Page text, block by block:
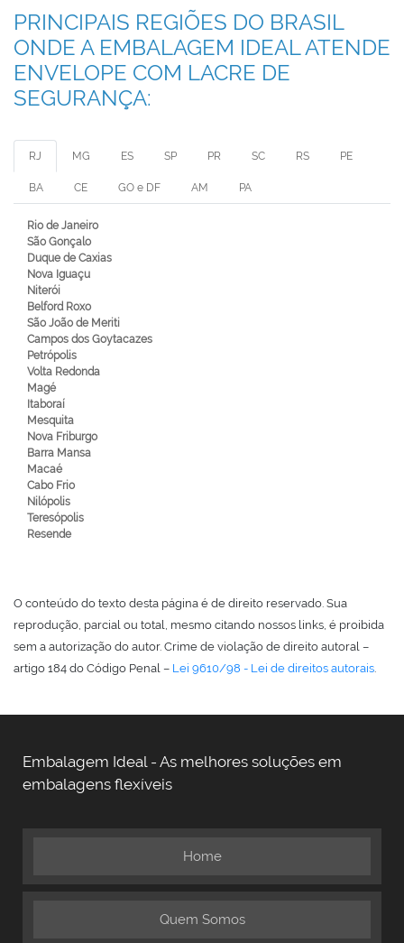
PRINCIPAIS REGIÕES DO BRASIL
ONDE A EMBALAGEM IDEAL ATENDE
ENVELOPE COM LACRE DE
SEGURANÇA:
RJ MG ES SP PR SC RS PE
BA CE GO e DF AM PA
Rio de Janeiro
São Gonçalo
Duque de Caxias
Nova Iguaçu
Niterói
Belford Roxo
São João de Meriti
Campos dos Goytacazes
Petrópolis
Volta Redonda
Magé
Itaboraí
Mesquita
Nova Friburgo
Barra Mansa
Macaé
Cabo Frio
Nilópolis
Teresópolis
Resende
O conteúdo do texto desta página é de direito reservado. Sua
reprodução, parcial ou total, mesmo citando nossos links, é proibida
sem a autorização do autor. Crime de violação de direito autoral –
artigo 184 do Código Penal – Lei 9610/98 - Lei de direitos autorais.
Embalagem Ideal - As melhores soluções em
embalagens flexíveis
Home
Quem Somos